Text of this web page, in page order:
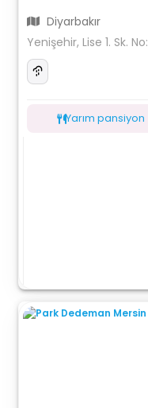
Diyarbakır
Yenişehir, Lise 1. Sk.
Yarım pansiyon